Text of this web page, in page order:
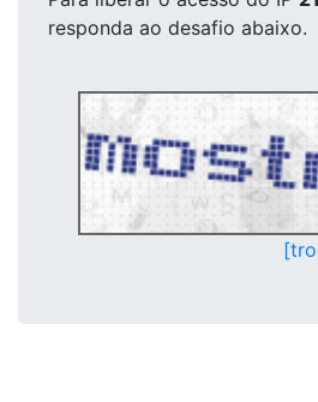
responda ao desafio abaixo.